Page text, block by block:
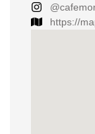
https://